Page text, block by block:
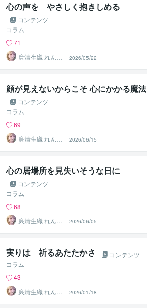
心の声を やさしく抱きしめる
コンテンツ
コラム
71
廉清生織 れんせ
い さき
2026/05/22
顔が見えないからこそ 心にかかる魔法
コンテンツ
コラム
69
廉清生織 れんせ
い さき
2026/06/15
心の居場所を見失いそうな日に
コンテンツ
コラム
68
廉清生織 れんせ
い さき
2026/06/05
実りは 祈るあたたかさ
コンテンツ
コラム
43
廉清生織 れんせ
い さき
2026/01/18